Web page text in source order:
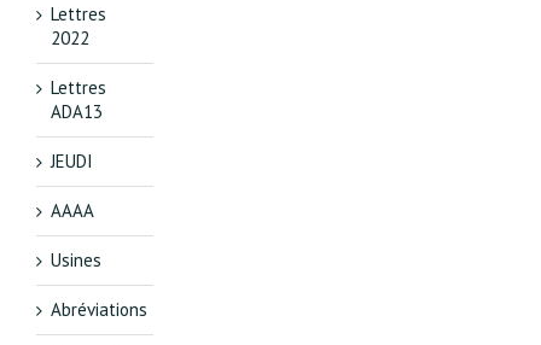
Lettres
2022
Lettres
ADA13
JEUDI
AAAA
Usines
Abréviations